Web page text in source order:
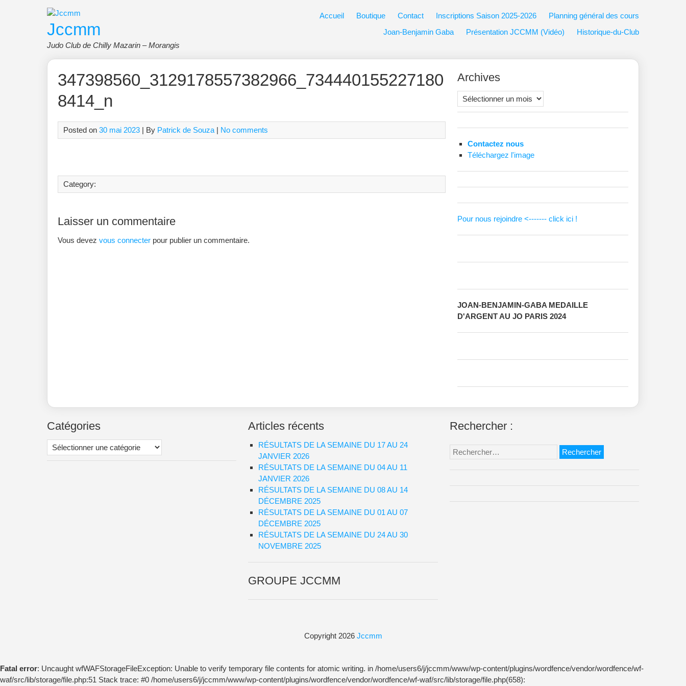
Jccmm
Judo Club de Chilly Mazarin – Morangis
Accueil Boutique Contact Inscriptions Saison 2025-2026
Planning général des cours
Joan-Benjamin Gaba
Présentation JCCMM (Vidéo) Historique-du-Club
347398560_3129178557382966_734440155227180
8414_n
Posted on 30 mai 2023 | By Patrick de Souza | No comments
Category:
Laisser un commentaire
Vous devez vous connecter pour publier un commentaire.
Archives
Archives
Contactez nous
Téléchargez l'image
Pour nous rejoindre <------- click ici !
JOAN-BENJAMIN-GABA MEDAILLE
D'ARGENT AU JO PARIS 2024
Catégories
Catégories
Articles récents
RÉSULTATS DE LA SEMAINE DU 17 AU 24
JANVIER 2026
RÉSULTATS DE LA SEMAINE DU 04 AU 11
JANVIER 2026
RÉSULTATS DE LA SEMAINE DU 08 AU 14
DÉCEMBRE 2025
RÉSULTATS DE LA SEMAINE DU 01 AU 07
DÉCEMBRE 2025
RÉSULTATS DE LA SEMAINE DU 24 AU 30
NOVEMBRE 2025
GROUPE JCCMM
Rechercher :
Rechercher :
Copyright 2026 Jccmm
Fatal error: Uncaught wfWAFStorageFileException: Unable to verify temporary file contents for atomic writing. in /home/users6/j/jccmm/www/wp-content/plugins/wordfence/vendor/wordfence/wf-
waf/src/lib/storage/file.php:51 Stack trace: #0 /home/users6/j/jccmm/www/wp-content/plugins/wordfence/vendor/wordfence/wf-waf/src/lib/storage/file.php(658):